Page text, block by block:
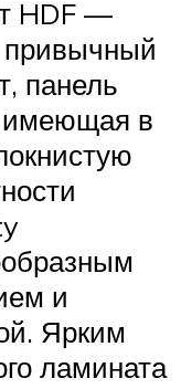
HDF —
панель
в
и
Ярким
ламината